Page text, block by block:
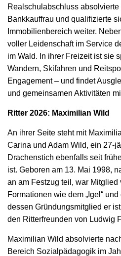
Realschulabschluss
Bankkauffrau und qualifizierte
Immobilienbereich weiter.
voller Leidenschaft im Service
im Wald. In ihrer Freizeit ist sie
Wandern, Skifahren und
Engagement – und findet
und gemeinsamen Aktivitäten
Ritter 2026: Maximilian Wild
An ihrer Seite steht mit
Carina und Adam Wild, ein 27-
Drachenstich ebenfalls seit
ist. Geboren am 13. Mai 1998,
an am Festzug teil, war Mitglied
Formationen wie dem „Igel“
dessen Gründungsmitglied er
den Ritterfreunden von Ludwig
Maximilian Wild absolvierte
Bereich Sozialpädagogik im